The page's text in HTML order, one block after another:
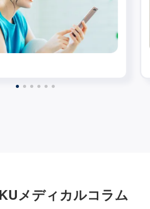
メディカルコラム